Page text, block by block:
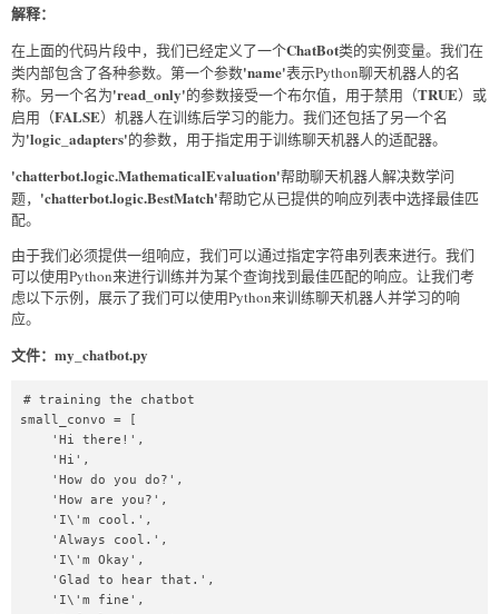
解释：
在上面的代码片段中，我们已经定义了一个ChatBot类的实例变量。我们在
类内部包含了各种参数。第一个参数'name'表示Python聊天机器人的名
称。另一个名为'read_only'的参数接受一个布尔值，用于禁用（TRUE）或
启用（FALSE）机器人在训练后学习的能力。我们还包括了另一个名
为'logic_adapters'的参数，用于指定用于训练聊天机器人的适配器。
'chatterbot.logic.MathematicalEvaluation'帮助聊天机器人解决数学问
题， 'chatterbot.logic.BestMatch'帮助它从已提供的响应列表中选择最佳匹
配。
由于我们必须提供一组响应，我们可以通过指定字符串列表来进行。我们
可以使用Python来进行训练并为某个查询找到最佳匹配的响应。让我们考
虑以下示例，展示了我们可以使用Python来训练聊天机器人并学习的响
应。
文件：my_chatbot.py
# training the chatbot
small_convo = [